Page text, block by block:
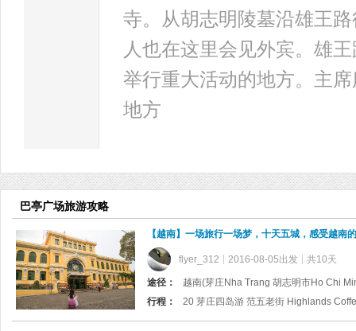
寺。从胡志明陵墓沿雄王
人也在这里会见外宾。雄
举行重大活动的地方。主
地方
巴亭广场旅游攻略
【越南】一场旅行一场梦，十天五城，感受越南
flyer_312 2016-08-05出发 共10天
途径：
越南(芽庄Nha Trang 胡志明市Ho Chi
行程：